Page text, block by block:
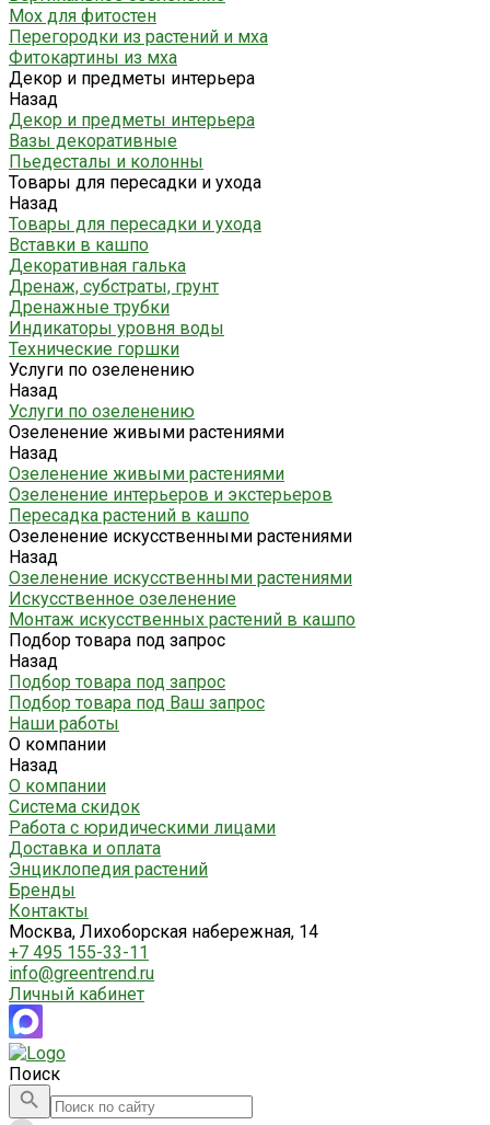
Мох для фитостен
Перегородки из растений и мха
Фитокартины из мха
Декор и предметы интерьера
Назад
Декор и предметы интерьера
Вазы декоративные
Пьедесталы и колонны
Товары для пересадки и ухода
Назад
Товары для пересадки и ухода
Вставки в кашпо
Декоративная галька
Дренаж, субстраты, грунт
Дренажные трубки
Индикаторы уровня воды
Технические горшки
Услуги по озеленению
Назад
Услуги по озеленению
Озеленение живыми растениями
Назад
Озеленение живыми растениями
Озеленение интерьеров и экстерьеров
Пересадка растений в кашпо
Озеленение искусственными растениями
Назад
Озеленение искусственными растениями
Искусственное озеленение
Монтаж искусственных растений в кашпо
Подбор товара под запрос
Назад
Подбор товара под запрос
Подбор товара под Ваш запрос
Наши работы
О компании
Назад
О компании
Система скидок
Работа с юридическими лицами
Доставка и оплата
Энциклопедия растений
Бренды
Контакты
Москва, Лихоборская набережная, 14
+7 495 155-33-11
info@greentrend.ru
Личный кабинет
Поиск